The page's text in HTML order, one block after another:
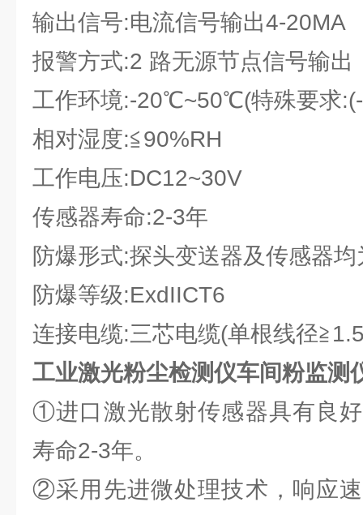
输出信号:电流信号输出4-20MA
报警方式:2 路无源节点信号输出
工作环境:-20℃~50℃(特殊要求
相对湿度:≦90%RH
工作电压:DC12~30V
传感器寿命:2-3年
防爆形式:探头变送器及传感器
防爆等级:ExdIICT6
连接电缆:三芯电缆(单根线径
工业激光粉尘检测仪车间粉监测
①进口激光散射传感器具有良
寿命2-3年。
②采用先进微处理技术，响应